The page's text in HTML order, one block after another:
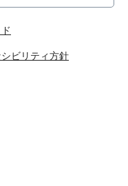
ビリティ方針